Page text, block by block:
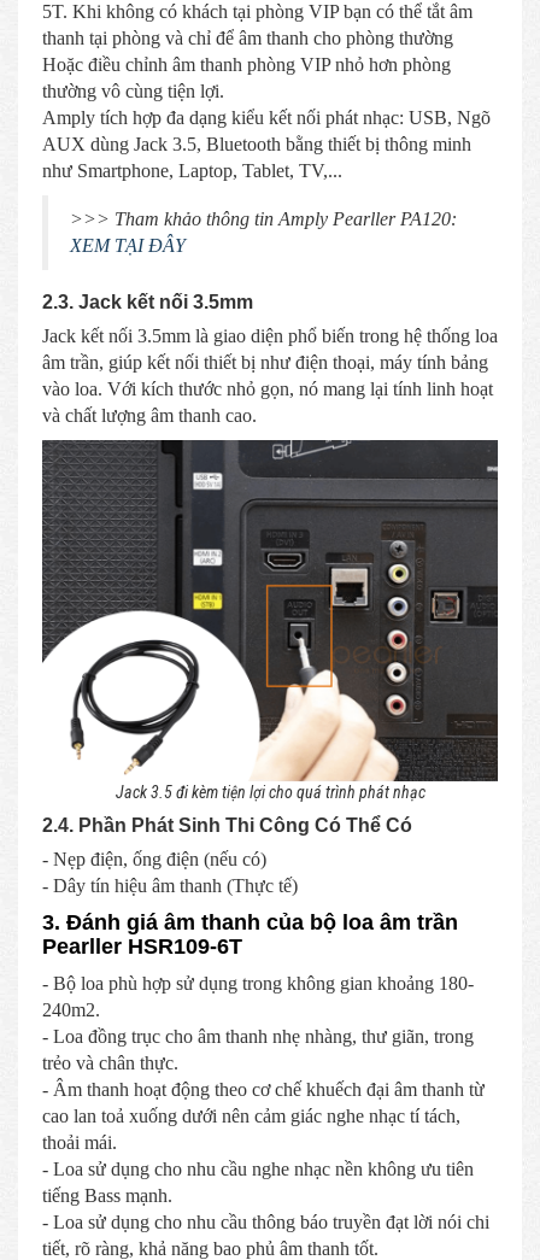
5T. Khi không có khách tại phòng VIP bạn có thể tắt âm
thanh tại phòng và chỉ để âm thanh cho phòng thường
Hoặc điều chỉnh âm thanh phòng VIP nhỏ hơn phòng
thường vô cùng tiện lợi.
Amply tích hợp đa dạng kiểu kết nối phát nhạc: USB, Ngõ
AUX dùng Jack 3.5, Bluetooth bằng thiết bị thông minh
như Smartphone, Laptop, Tablet, TV,...
>>> Tham khảo thông tin Amply Pearller PA120:
XEM TẠI ĐÂY
2.3. Jack kết nối 3.5mm
Jack kết nối 3.5mm là giao diện phổ biến trong hệ thống loa
âm trần, giúp kết nối thiết bị như điện thoại, máy tính bảng
vào loa. Với kích thước nhỏ gọn, nó mang lại tính linh hoạt
và chất lượng âm thanh cao.
Jack 3.5 đi kèm tiện lợi cho quá trình phát nhạc
2.4. Phần Phát Sinh Thi Công Có Thể Có
- Nẹp điện, ống điện (nếu có)
- Dây tín hiệu âm thanh (Thực tế)
3. Đánh giá âm thanh của bộ loa âm trần
Pearller HSR109-6T
- Bộ loa phù hợp sử dụng trong không gian khoảng 180-
240m2.
- Loa đồng trục cho âm thanh nhẹ nhàng, thư giãn, trong
trẻo và chân thực.
- Âm thanh hoạt động theo cơ chế khuếch đại âm thanh từ
cao lan toả xuống dưới nên cảm giác nghe nhạc tí tách,
thoải mái.
- Loa sử dụng cho nhu cầu nghe nhạc nền không ưu tiên
tiếng Bass mạnh.
- Loa sử dụng cho nhu cầu thông báo truyền đạt lời nói chi
tiết, rõ ràng, khả năng bao phủ âm thanh tốt.